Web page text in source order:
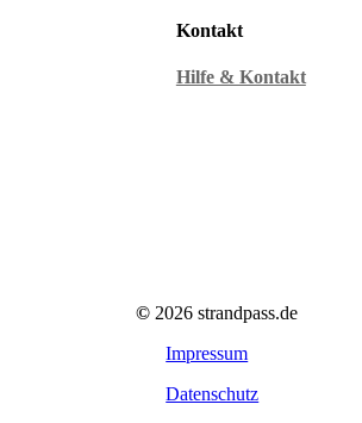
Kontakt
Hilfe & Kontakt
© 2026 strandpass.de
Impressum
Datenschutz